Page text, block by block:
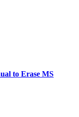
to Erase MS